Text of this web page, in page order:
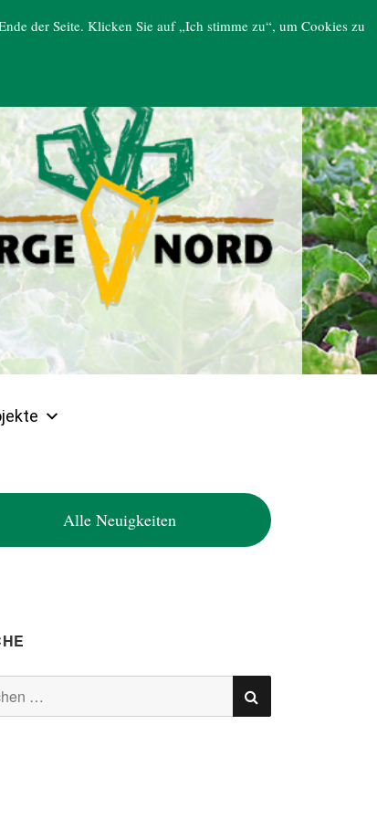
Alle Neuigkeiten
SUCHEN
der Seite. Klicken Sie auf „Ich stimme zu“, um Cookies zu